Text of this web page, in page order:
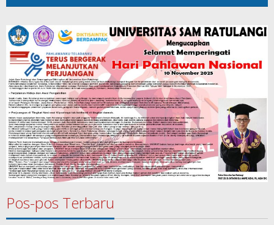
Pos-pos Terbaru